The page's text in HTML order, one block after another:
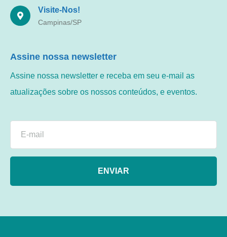
Visite-Nos!
Campinas/SP
Assine nossa newsletter
Assine nossa newsletter e receba em seu e-mail as
atualizações sobre os nossos conteúdos, e eventos.
ENVIAR